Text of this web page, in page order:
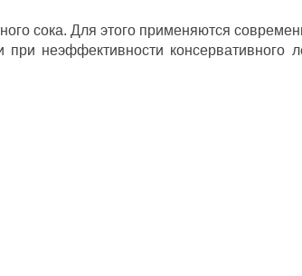
сока. Для этого применяются
неэффективности консервативного